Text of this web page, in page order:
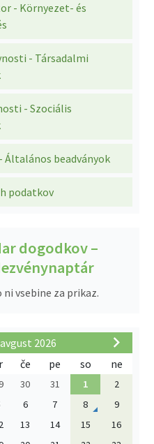
- Környezet- és
- Társadalmi
- Szociális
Általános beadványok
podatkov
dogodkov –
vsebine za prikaz.
avgust 2026
če pe so ne
30 31 1
2
6 7 8
9
13 14 15
16